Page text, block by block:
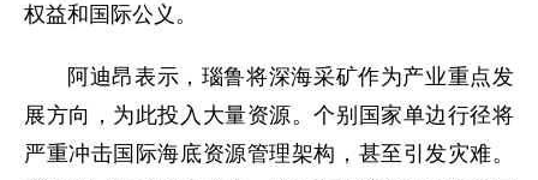
权益和国际公义。
阿迪昂表示，瑙鲁将深海采矿作为产业重点发
展方向，为此投入大量资源。个别国家单边行径将
严重冲击国际海底资源管理架构，甚至引发灾难。